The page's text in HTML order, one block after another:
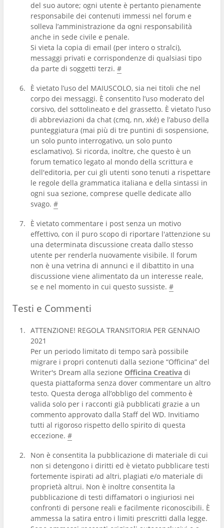
del suo autore; ogni utente è pertanto pienamente
responsabile dei contenuti immessi nel forum e
solleva l’amministrazione da ogni responsabilità
anche in sede civile e penale.
Si vieta la copia di email (per intero o stralci),
messaggi privati e corrispondenze di qualsiasi tipo
da parte di soggetti terzi. #
È vietato l’uso del MAIUSCOLO, sia nei titoli che nel
corpo dei messaggi. È consentito l’uso moderato del
corsivo, del sottolineato e del grassetto. È vietato l’uso
di abbreviazioni da chat (cmq, nn, xké) e l’abuso della
punteggiatura (mai più di tre puntini di sospensione,
un solo punto interrogativo, un solo punto
esclamativo). Si ricorda, inoltre, che questo è un
forum tematico legato al mondo della scrittura e
dell'editoria, per cui gli utenti sono tenuti a rispettare
le regole della grammatica italiana e della sintassi in
ogni sua sezione, comprese quelle dedicate allo
svago. #
È vietato commentare i post senza un motivo
effettivo, con il puro scopo di riportare l'attenzione su
una determinata discussione creata dallo stesso
utente per renderla nuovamente visibile. Il forum
non è una vetrina di annunci e il dibattito in una
discussione viene alimentato da un interesse reale,
se e nel momento in cui questo sussiste. #
Testi e Commenti
ATTENZIONE! REGOLA TRANSITORIA PER GENNAIO
2021
Per un periodo limitato di tempo sarà possibile
migrare i propri contenuti dalla sezione “Officina” del
Writer's Dream alla sezione Officina Creativa di
questa piattaforma senza dover commentare un altro
testo. Questa deroga all’obbligo del commento è
valida solo per i racconti già pubblicati grazie a un
commento approvato dalla Staff del WD. Invitiamo
tutti al rigoroso rispetto dello spirito di questa
eccezione. #
Non è consentita la pubblicazione di materiale di cui
non si detengono i diritti ed è vietato pubblicare testi
fortemente ispirati ad altri, plagiati e/o materiale di
proprietà altrui. Non è inoltre consentita la
pubblicazione di testi diffamatori o ingiuriosi nei
confronti di persone reali e facilmente riconoscibili. È
ammessa la satira entro i limiti prescritti dalla legge.